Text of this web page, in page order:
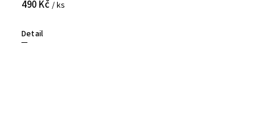
490 Kč / ks
Detail